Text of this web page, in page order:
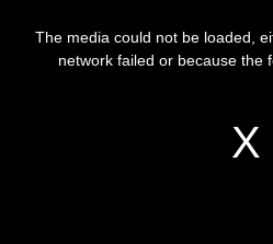
The media could not be loaded,
network failed or because the